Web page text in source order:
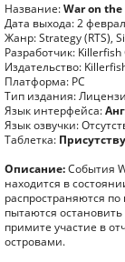
Название:War on the
Дата выхода: 2
Жанр: Strategy (RTS),
Разработчик: Killerfish
Издательство:
Платформа: PC
Тип издания:
Язык интерфейса:
Язык озвучки:
Таблетка:
Описание:События
находится в
распространяются
пытаются
примите участие в
островами.